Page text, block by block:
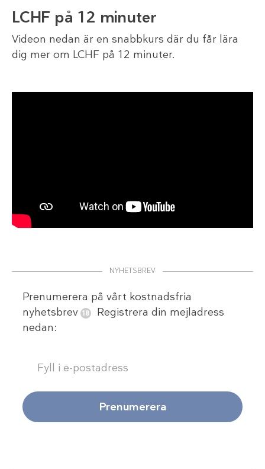
LCHF på 12 minuter
Videon nedan är en snabbkurs där du får lära
dig mer om LCHF på 12 minuter.
NYHETSBREV
Prenumerera på vårt kostnadsfria
nyhetsbrev
Registrera din mejladress
nedan:
Prenumerera